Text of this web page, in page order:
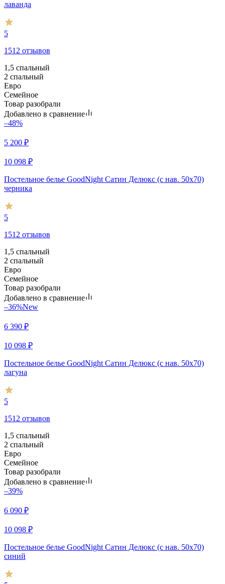
лаванда
5
1512 отзывов
1,5 спальный
2 спальный
Евро
Семейное
Товар разобрали
Добавлено в сравнение
–48%
5 200 ₽
10 098 ₽
Постельное белье GoodNight Сатин Делюкс (с нав. 50х70)
черника
5
1512 отзывов
1,5 спальный
2 спальный
Евро
Семейное
Товар разобрали
Добавлено в сравнение
–36%New
6 390 ₽
10 098 ₽
Постельное белье GoodNight Сатин Делюкс (с нав. 50х70)
лагуна
5
1512 отзывов
1,5 спальный
2 спальный
Евро
Семейное
Товар разобрали
Добавлено в сравнение
–39%
6 090 ₽
10 098 ₽
Постельное белье GoodNight Сатин Делюкс (с нав. 50х70)
синий